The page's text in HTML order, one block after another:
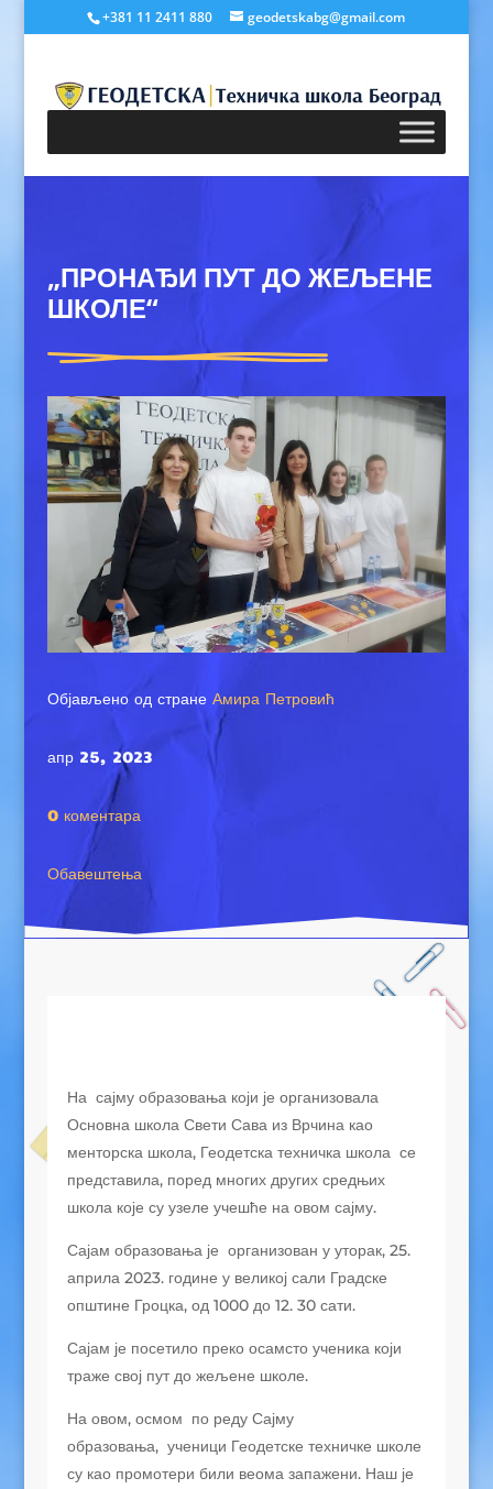
+381 11 2411 880 geodetskabg@gmail.com
„ПРОНАЂИ ПУТ ДО ЖЕЉЕНЕ
ШКОЛЕ“
Објављено од стране Амира Петровић
апр 25, 2023
0 коментара
Обавештења
На сајму образовања који је организовала
Основна школа Свети Сава из Врчина као
менторска школа, Геодетска техничка школа се
представила, поред многих других средњих
школа које су узеле учешће на овом сајму.
Сајам образовања је организован у уторак, 25.
априла 2023. године у великој сали Градске
општине Гроцка, од 1000 до 12. 30 сати.
Сајам је посетило преко осамсто ученика који
траже свој пут до жељене школе.
На овом, осмом по реду Сајму
образовања, ученици Геодетске техничке школе
су као промотери били веома запажени. Наш је